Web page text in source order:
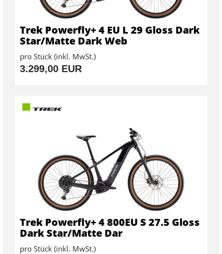
Trek Powerfly+ 4 EU L 29 Gloss Dark
Star/Matte Dark Web
pro Stück (inkl. MwSt.)
3.299,00 EUR
Trek Powerfly+ 4 800EU S 27.5 Gloss
Dark Star/Matte Dar
pro Stück (inkl. MwSt.)